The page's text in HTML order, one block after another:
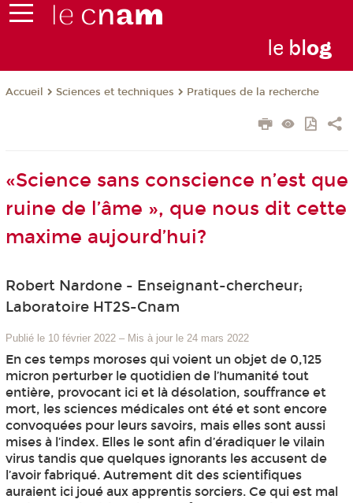
le blog
Accueil Sciences et techniques Pratiques de la recherche
«Science sans conscience n’est que
ruine de l’âme », que nous dit cette
maxime aujourd’hui?
Robert Nardone - Enseignant-chercheur;
Laboratoire HT2S-Cnam
Publié le 10 février 2022 – Mis à jour le 24 mars 2022
En ces temps moroses qui voient un objet de 0,125
micron perturber le quotidien de l’humanité tout
entière, provocant ici et là désolation, souffrance et
mort, les sciences médicales ont été et sont encore
convoquées pour leurs savoirs, mais elles sont aussi
mises à l’index. Elles le sont afin d’éradiquer le vilain
virus tandis que quelques ignorants les accusent de
l’avoir fabriqué. Autrement dit des scientifiques
auraient ici joué aux apprentis sorciers. Ce qui est mal